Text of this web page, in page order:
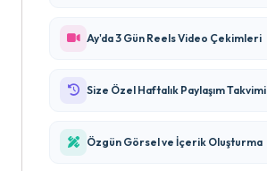
Ay'da 3 Gün Reels Video Çekimleri
Size Özel Haftalık Paylaşım Takvimi
Özgün Görsel ve İçerik Oluşturma